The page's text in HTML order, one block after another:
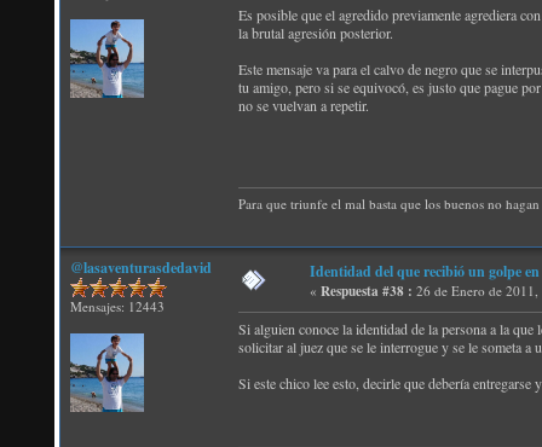
Es posible que el agredido previamente agrediera
la brutal agresión posterior.
Este mensaje va para el calvo de negro que se
tu amigo, pero si se equivocó, es justo que pague
no se vuelvan a repetir.
Para que triunfe el mal basta que los buenos no
@lasaventurasdedavid
Mensajes: 12443
Identidad del que recibió un golpe en
« Respuesta #38 : 26 de Enero de
Si alguien conoce la identidad de la persona a la
solicitar al juez que se le interrogue y se le someta a
Si este chico lee esto, decirle que debería